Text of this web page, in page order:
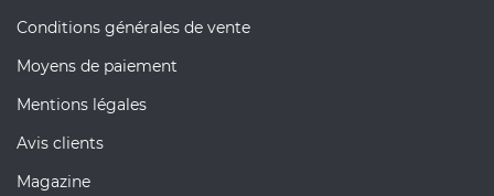
Conditions générales de vente
Moyens de paiement
Mentions légales
Avis clients
Magazine